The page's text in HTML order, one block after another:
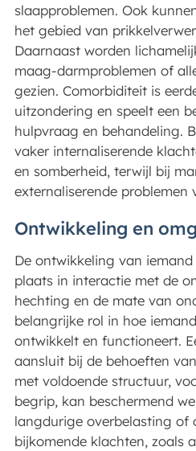
slaapproblemen. Ook
het gebied van
Daarnaast worden
maag-darmproblemen of
gezien. Comorbiditeit is
uitzondering en speelt een
hulpvraag en behandeling.
vaker internaliserende
en somberheid, terwijl bij
externaliserende problemen
Ontwikkeling en
De ontwikkeling van
plaats in interactie met de
hechting en de mate van
belangrijke rol in hoe
ontwikkelt en functioneert.
aansluit bij de behoeften
met voldoende structuur,
begrip, kan beschermend
langdurige overbelasting of
bijkomende klachten, zoals